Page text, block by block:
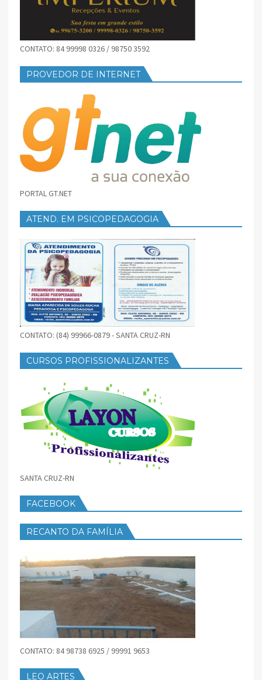
CONTATO: 84 99998 0326 / 98750 3592
PROVEDOR DE INTERNET
PORTAL GT.NET
ATEND. EM PSICOPEDAGOGIA
CONTATO: (84) 99966-0879 - SANTA CRUZ-RN
CURSOS PROFISSIONALIZANTES
SANTA CRUZ-RN
FACEBOOK
RECANTO DA FAMÍLIA
CONTATO: 84 98738 6925 / 99991 9653
LEO ARTES